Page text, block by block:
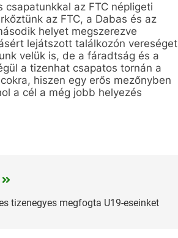
az FTC népligeti
az FTC, a Dabas és az
helyet megszerezve
lejátszott találkozón vereséget
velük is, de a fáradtság és a
a tizenhat csapatos tornán a
hiszen egy erős mezőnyben
a cél a még jobb helyezés
tizenegyes megfogta U19-eseinket